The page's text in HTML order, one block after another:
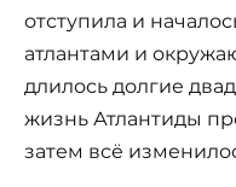
отступила и
атлантами и
длилось долгие
жизнь Атлантиды
затем всё